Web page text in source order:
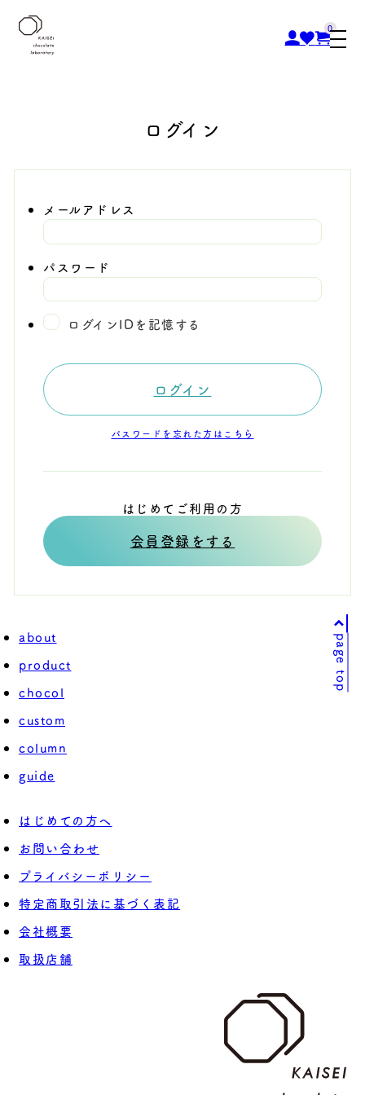
0
ログイン
メールアドレス
パスワード
ログインIDを記憶する
ログイン
パスワードを忘れた方はこちら
はじめてご利用の方
会員登録をする
about
product
chocol
custom
column
guide
はじめての方へ
お問い合わせ
プライバシーポリシー
特定商取引法に基づく表記
会社概要
取扱店舗
page top